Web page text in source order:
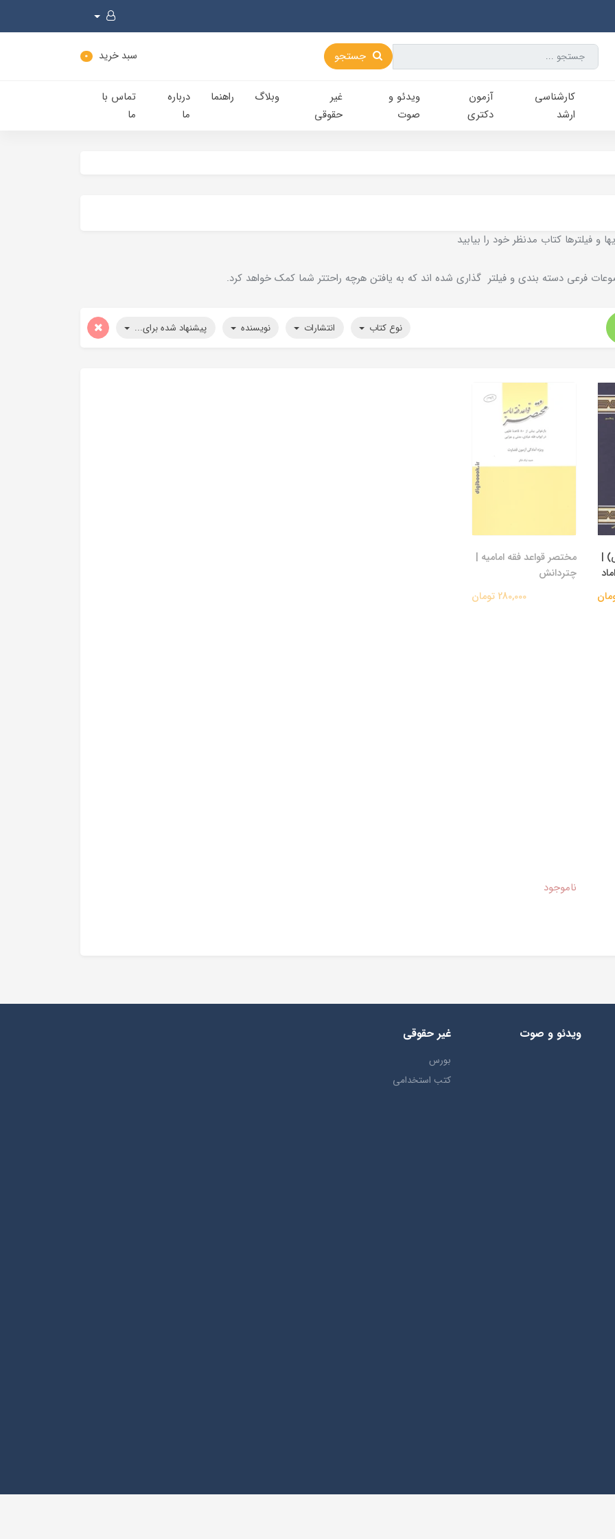
جستجو سبد خرید 0
کارشناسی‌
ارشد
آزمون
دکتری
ویدئو و
صوت
غیر
حقوقی
وبلاگ راهنما
درباره
ما
تماس با
ما
و فيلترها کتاب مدنظر خود را بيابيد
فرعي دسته بندي و فيلتر گذاري شده اند که به يافتن هرچه راحتتر شما کمک خواهد کرد.
نوع کتاب انتشارات نویسنده پیشنهاد شده برای...
|
مختصر قواعد فقه امامیه |
چتردانش
280,000 تومان
ناموجود
ویدئو و صوت غیر حقوقی
بورس
کتب استخدامی